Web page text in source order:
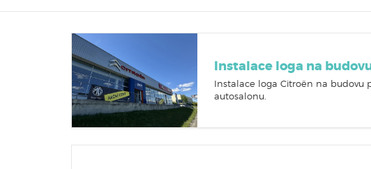
Instalace loga na
Instalace loga Citroën na budovu
autosalonu.